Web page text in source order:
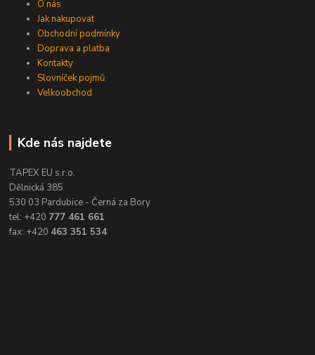
O nás
Jak nakupovat
Obchodní podmínky
Doprava a platba
Kontakty
Slovníček pojmů
Velkoobchod
Kde nás najdete
TAPEX EU s.r.o.
Dělnická 385
530 03 Pardubice - Černá za Bory
tel: +420 777 461 661
fax: +420 463 351 534